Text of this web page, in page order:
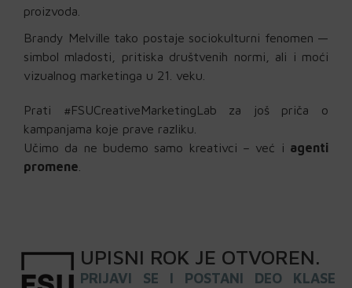
proizvoda.
Brandy Melville tako postaje sociokulturni fenomen —
simbol mladosti, pritiska društvenih normi, ali i moći
vizualnog marketinga u 21. veku.
Prati #FSUCreativeMarketingLab za još priča o
kampanjama koje prave razliku.
Učimo da ne budemo samo kreativci – već i agenti
promene
UPISNI ROK JE OTVOREN.
PRIJAVI SE I POSTANI DEO KLASE